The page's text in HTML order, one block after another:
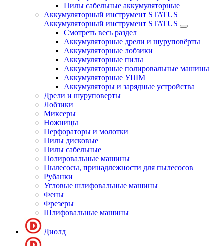
Пилы сабельные аккумуляторные
Аккумуляторный инструмент STATUS
Аккумуляторный инструмент STATUS
Смотреть весь раздел
Аккумуляторные дрели и шуруповёрты
Аккумуляторные лобзики
Аккумуляторные пилы
Аккумуляторные полировальные машины
Аккумуляторные УШМ
Аккумуляторы и зарядные устройства
Дрели и шуруповерты
Лобзики
Миксеры
Ножницы
Перфораторы и молотки
Пилы дисковые
Пилы сабельные
Полировальные машины
Пылесосы, принадлежности для пылесосов
Рубанки
Угловые шлифовальные машины
Фены
Фрезеры
Шлифовальные машины
Диолд